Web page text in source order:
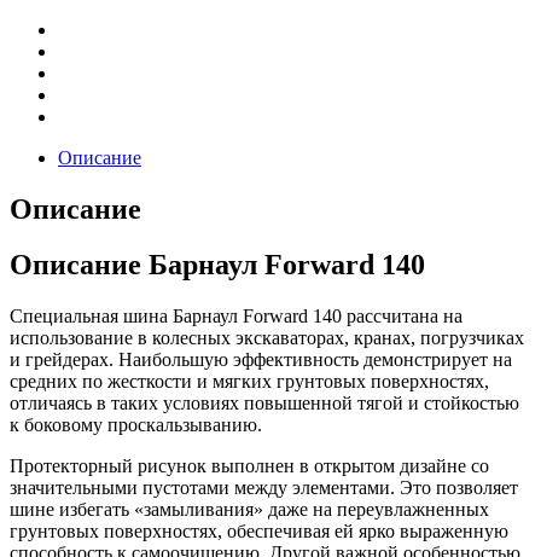
Описание
Описание
Описание Барнаул Forward 140
Специальная шина Барнаул Forward 140 рассчитана на
использование в колесных экскаваторах, кранах, погрузчиках
и грейдерах. Наибольшую эффективность демонстрирует на
средних по жесткости и мягких грунтовых поверхностях,
отличаясь в таких условиях повышенной тягой и стойкостью
к боковому проскальзыванию.
Протекторный рисунок выполнен в открытом дизайне со
значительными пустотами между элементами. Это позволяет
шине избегать «замыливания» даже на переувлажненных
грунтовых поверхностях, обеспечивая ей ярко выраженную